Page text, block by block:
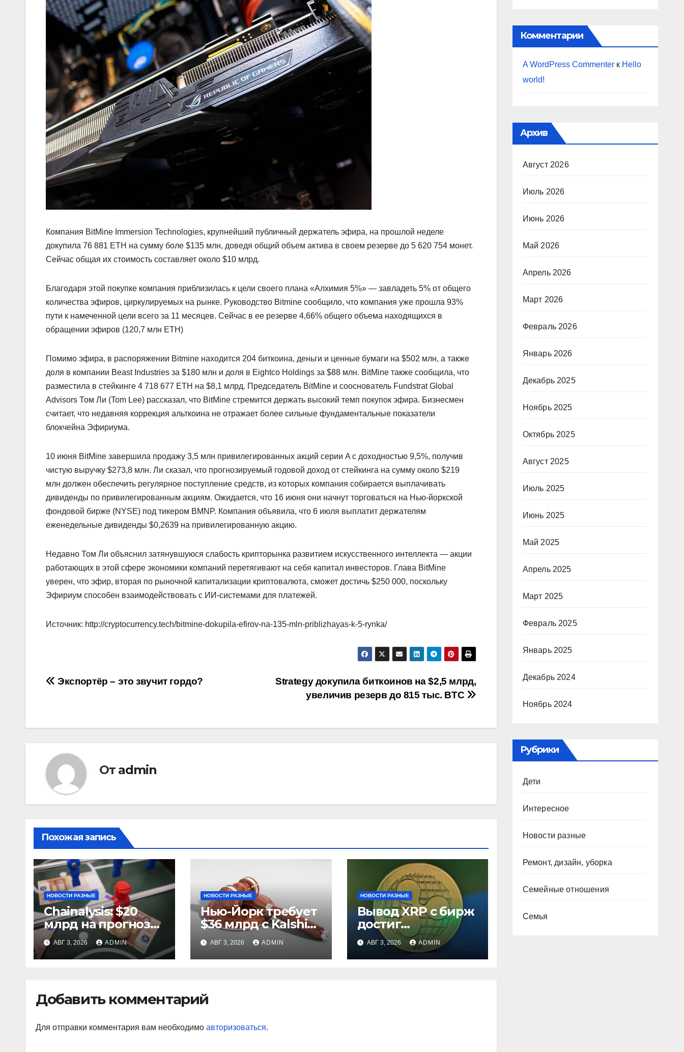
Компания BitMine Immersion Technologies, крупнейший публичный держатель эфира, на прошлой неделе
докупила 76 881 ETH на сумму боле $135 млн, доведя общий объем актива в своем резерве до 5 620 754 монет.
Cейчас общая их стоимость составляет около $10 млрд.
Благодаря этой покупке компания приблизилась к цели своего плана «Алхимия 5%» — завладеть 5% от общего
количества эфиров, циркулируемых на рынке. Руководство Bitmine сообщило, что компания уже прошла 93%
пути к намеченной цели всего за 11 месяцев. Сейчас в ее резерве 4,66% общего объема находящихся в
обращении эфиров (120,7 млн ETH)
Помимо эфира, в распоряжении Bitmine находится 204 биткоина, деньги и ценные бумаги на $502 млн, а также
доля в компании Beast Industries за $180 млн и доля в Eightco Holdings за $88 млн. BitMine также сообщила, что
разместила в стейкинге 4 718 677 ETH на $8,1 млрд. Председатель BitMine и сооснователь Fundstrat Global
Advisors Том Ли (Tom Lee) рассказал, что BitMine стремится держать высокий темп покупок эфира. Бизнесмен
считает, что недавняя коррекция альткоина не отражает более сильные фундаментальные показатели
блокчейна Эфириума.
10 июня BitMine завершила продажу 3,5 млн привилегированных акций серии A с доходностью 9,5%, получив
чистую выручку $273,8 млн. Ли сказал, что прогнозируемый годовой доход от стейкинга на сумму около $219
млн должен обеспечить регулярное поступление средств, из которых компания собирается выплачивать
дивиденды по привилегированным акциям. Ожидается, что 16 июня они начнут торговаться на Нью-йоркской
фондовой бирже (NYSE) под тикером BMNP. Компания объявила, что 6 июля выплатит держателям
еженедельные дивиденды $0,2639 на привилегированную акцию.
Недавно Том Ли объяснил затянувшуюся слабость крипторынка развитием искусственного интеллекта — акции
работающих в этой сфере экономики компаний перетягивают на себя капитал инвесторов. Глава BitMine
уверен, что эфир, вторая по рыночной капитализации криптовалюта, сможет достичь $250 000, поскольку
Эфириум способен взаимодействовать с ИИ-системами для платежей.
Источник: http://cryptocurrency.tech/bitmine-dokupila-efirov-na-135-mln-priblizhayas-k-5-rynka/
Навигация
записям
Strategy докупила биткоинов на $2,5 млрд,
увеличив резерв до 815 тыс. BTC
Экспортёр – это звучит гордо?
От admin
Похожая запись
НОВОСТИ РАЗНЫЕ
Chainalysis: $20
млрд на прогнозах
ЧМ-2022, $5,4 млн
из них незаконные
АВГ 3, 2026 ADMIN
НОВОСТИ РАЗНЫЕ
Нью-Йорк требует
$36 млрд с Kalshi
за незаконные
ставки
АВГ 3, 2026 ADMIN
НОВОСТИ РАЗНЫЕ
Вывод XRP с бирж
достиг
рекордного
максимума за 5
лет
АВГ 3, 2026 ADMIN
Добавить комментарий
Для отправки комментария вам необходимо авторизоваться.
Комментарии
A WordPress Commenterк Hello
world!
Архив
Август 2026
Июль 2026
Июнь 2026
Май 2026
Апрель 2026
Март 2026
Февраль 2026
Январь 2026
Декабрь 2025
Ноябрь 2025
Октябрь 2025
Август 2025
Июль 2025
Июнь 2025
Май 2025
Апрель 2025
Март 2025
Февраль 2025
Январь 2025
Декабрь 2024
Ноябрь 2024
Рубрики
Дети
Интересное
Новости разные
Ремонт, дизайн, уборка
Семейные отношения
Семья